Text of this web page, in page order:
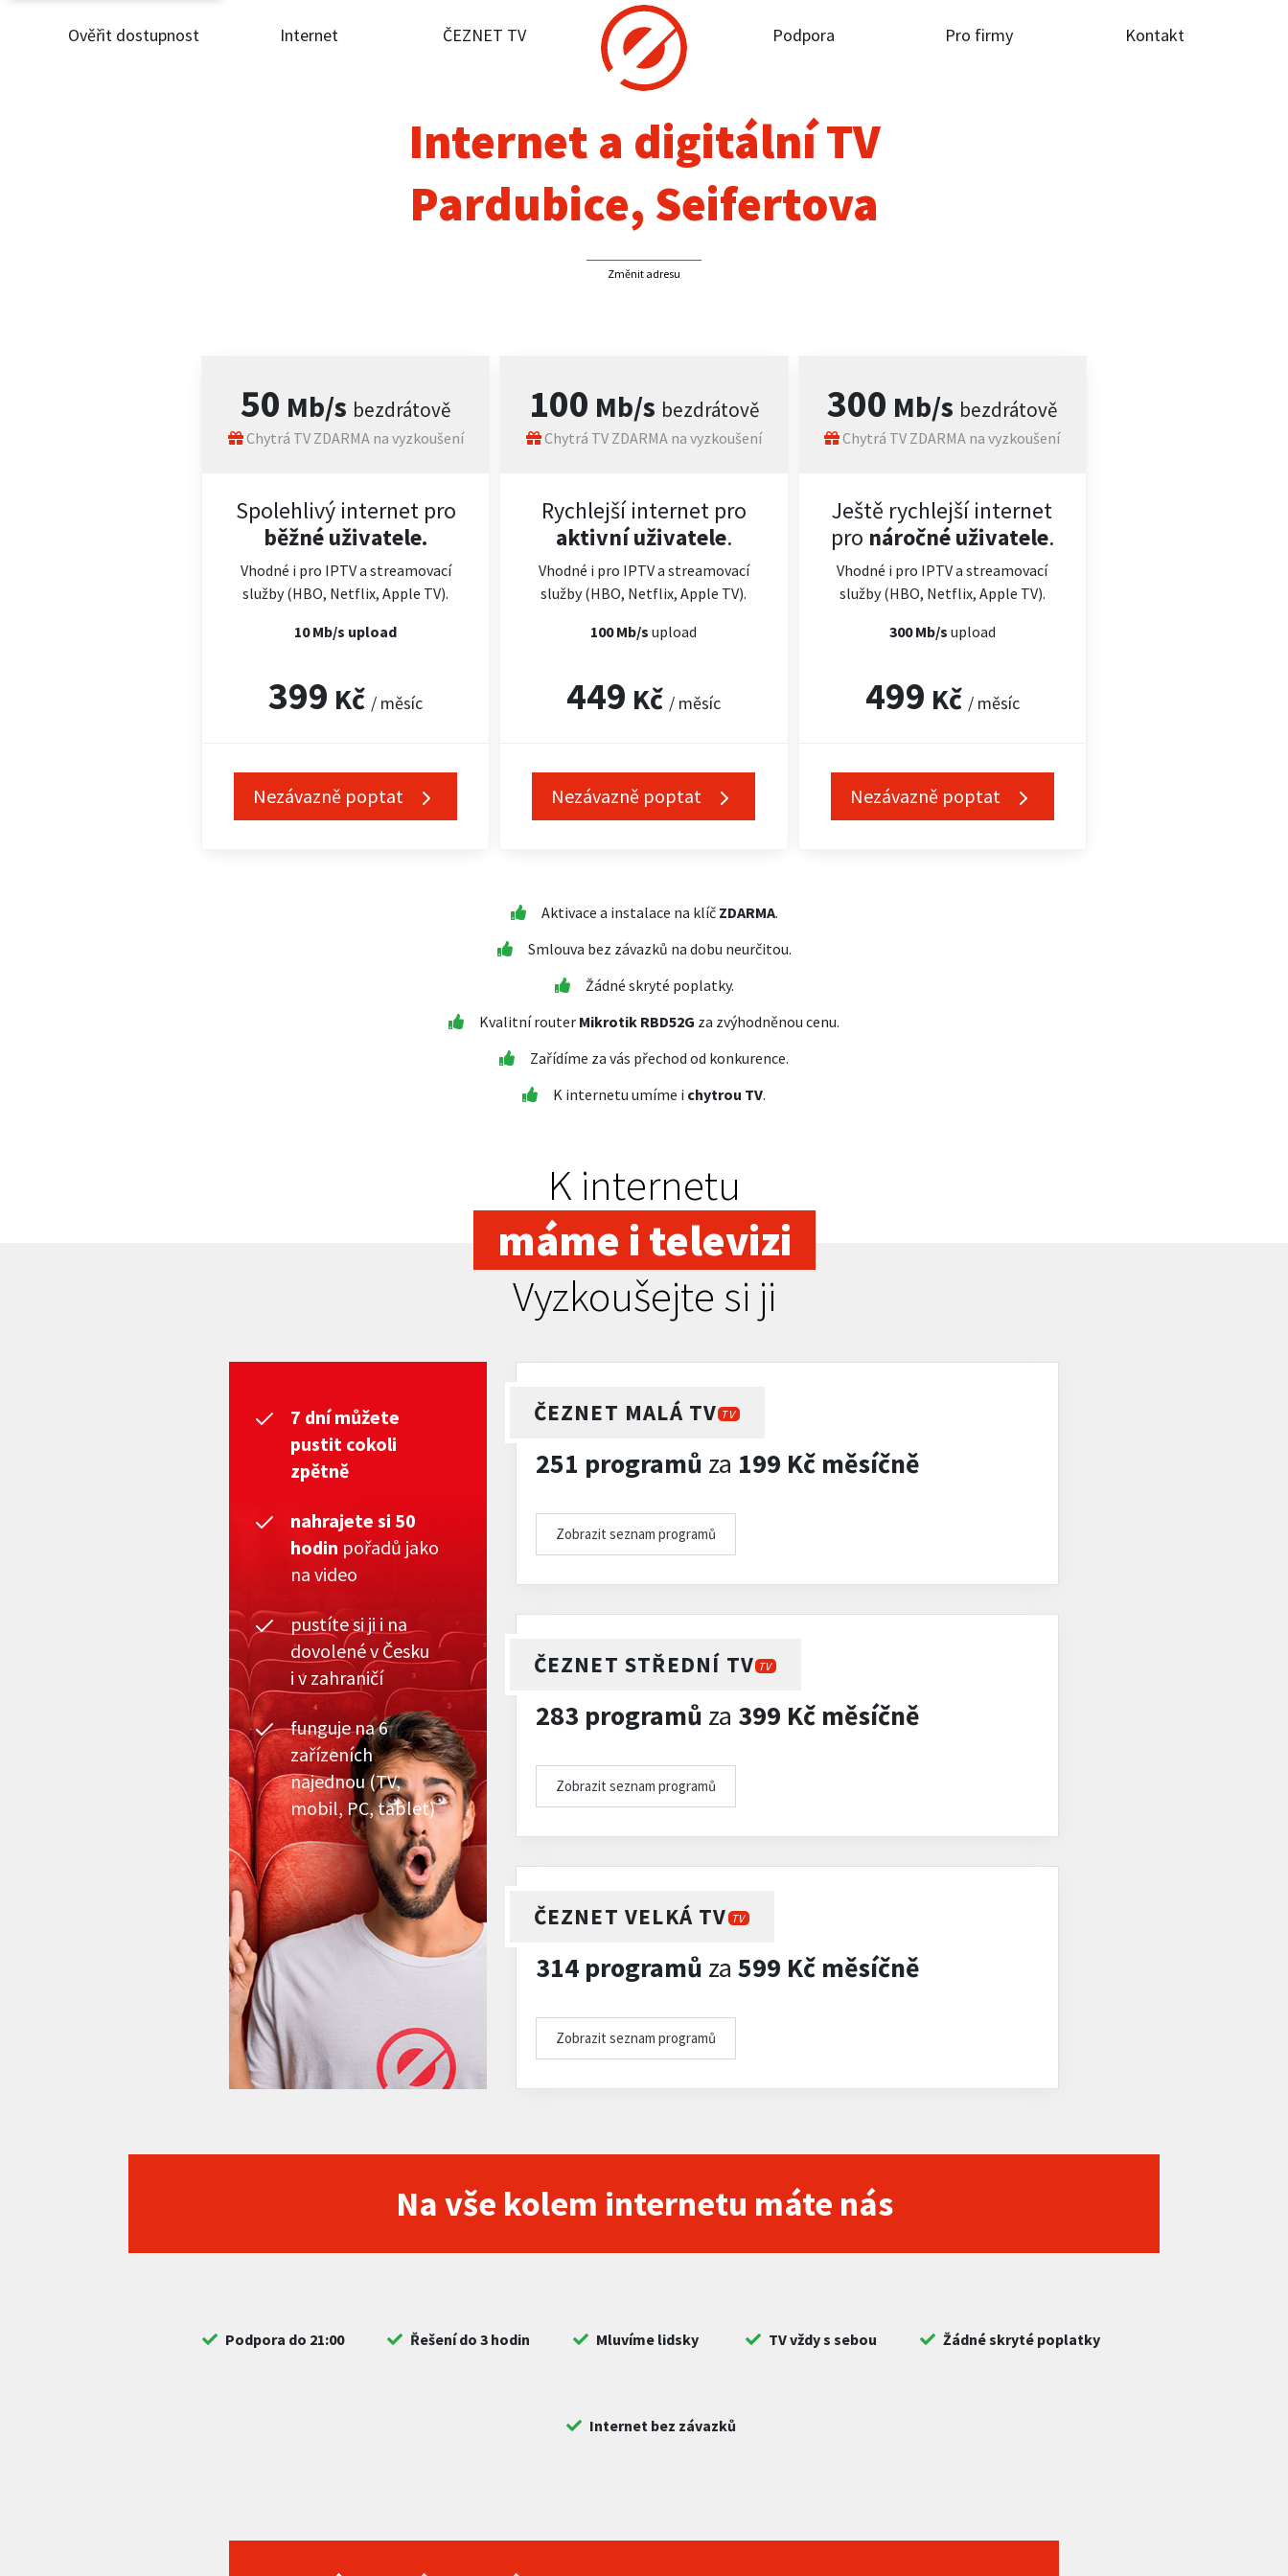
Ověřit dostupnost Internet ČEZNET TV Podpora Pro firmy Kontakt
Internet
Podpora
Internet a digitální TV
Pardubice, Seifertova
Změnit adresu
50 Mb/s bezdrátově
Chytrá TV ZDARMA na vyzkoušení
Spolehlivý internet pro
běžné uživatele.
Vhodné i pro IPTV a streamovací
služby (HBO, Netflix, Apple TV).
10 Mb/s upload
399 Kč / měsíc
Nezávazně poptat
100 Mb/s bezdrátově
Chytrá TV ZDARMA na vyzkoušení
Rychlejší internet pro
aktivní uživatele.
Vhodné i pro IPTV a streamovací
služby (HBO, Netflix, Apple TV).
100 Mb/supload
449 Kč / měsíc
Nezávazně poptat
300 Mb/s bezdrátově
Chytrá TV ZDARMA na vyzkoušení
Ještě rychlejší internet
pro náročné uživatele.
Vhodné i pro IPTV a streamovací
služby (HBO, Netflix, Apple TV).
300 Mb/s upload
499 Kč / měsíc
Nezávazně poptat
Aktivace a instalace na klíč ZDARMA.
Smlouva bez závazků na dobu neurčitou.
Žádné skryté poplatky.
Kvalitní router Mikrotik RBD52G za zvýhodněnou cenu.
Zařídíme za vás přechod od konkurence.
K internetu umíme i chytrou TV.
K internetu
máme i televizi
Vyzkoušejte si ji
7 dní můžete
pustit cokoli
zpětně
nahrajete si 50
hodin pořadů jako
na video
pustíte si ji i na
dovolené v Česku
i v zahraničí
funguje na 6
zařízeních
najednou (TV,
mobil, PC, tablet)
ČEZNET MALÁ TV TV
251 programů za 199 Kč měsíčně
Zobrazit seznam programů
ČEZNET STŘEDNÍ TV TV
283 programů za 399 Kč měsíčně
Zobrazit seznam programů
ČEZNET VELKÁ TV TV
314 programů za 599 Kč měsíčně
Zobrazit seznam programů
Na vše kolem internetu máte nás
Podpora do 21:00 Řešení do 3 hodin Mluvíme lidsky TV vždy s sebou Žádné skryté poplatky
Internet bez závazků